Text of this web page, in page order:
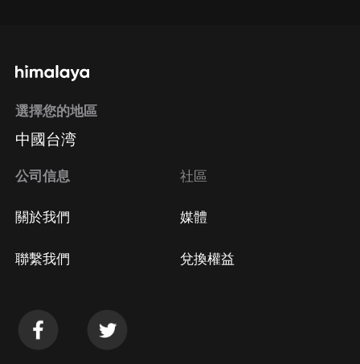
選擇您的地區
中國台湾
公司信息
關於我們
聯繫我們
社區
媒體
兌換權益